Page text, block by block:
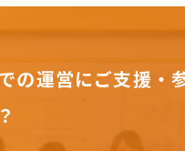
の運営にご支援・